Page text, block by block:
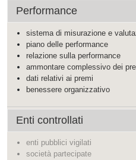
Performance
sistema di misurazione e
piano delle performance
relazione sulla performance
ammontare complessivo dei
dati relativi ai premi
benessere organizzativo
Enti controllati
enti pubblici vigilati
società partecipate